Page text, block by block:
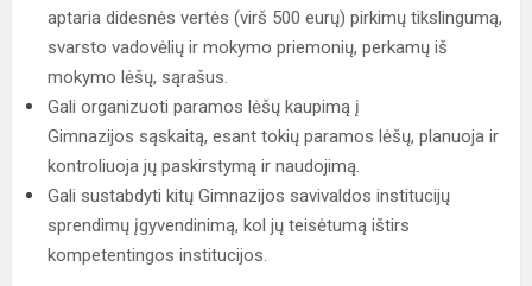
aptaria didesnės vertės (virš 500 eurų) pirkimų tikslingumą,
svarsto vadovėlių ir mokymo priemonių, perkamų iš
mokymo lėšų, sąrašus.
Gali organizuoti paramos lėšų kaupimą į
Gimnazijos sąskaitą, esant tokių paramos lėšų, planuoja ir
kontroliuoja jų paskirstymą ir naudojimą.
Gali sustabdyti kitų Gimnazijos savivaldos institucijų
sprendimų įgyvendinimą, kol jų teisėtumą ištirs
kompetentingos institucijos.